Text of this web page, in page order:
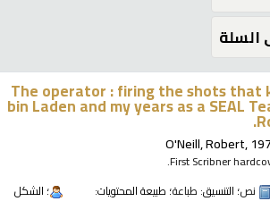
The operator : firing the shots that
bin Laden and my years as a SEAL
O'Neill, Robert,
First Scribner
نص؛ التنسيق: طباعة؛ طبيعة المحتويات: ؛ الشكل